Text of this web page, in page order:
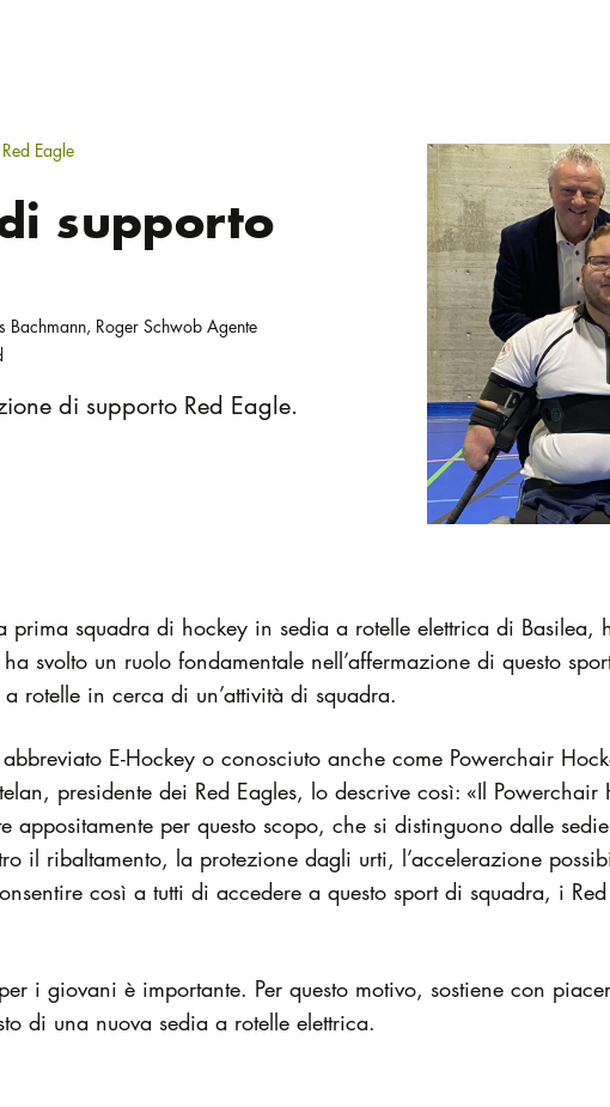
Eagle
supporto
Roger Schwob Agente
di supporto Red Eagle.
squadra di hockey in sedia a rotelle elettrica di Basilea,
svolto un ruolo fondamentale nell’affermazione di questo
rotelle in cerca di un’attività di squadra.
E-Hockey o conosciuto anche come Powerchair
presidente dei Red Eagles, lo descrive così: «Il Powerchair
appositamente per questo scopo, che si distinguono dalle
il ribaltamento, la protezione dagli urti, l’accelerazione
così a tutti di accedere a questo sport di squadra, i
i giovani è importante. Per questo motivo, sostiene con
di una nuova sedia a rotelle elettrica.